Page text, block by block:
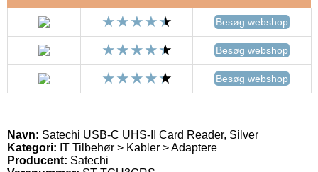
Besøg webshop
Besøg webshop
Besøg webshop
Navn: Satechi USB-C UHS-II Card Reader, Silver
Kategori: IT Tilbehør > Kabler > Adaptere
Producent: Satechi